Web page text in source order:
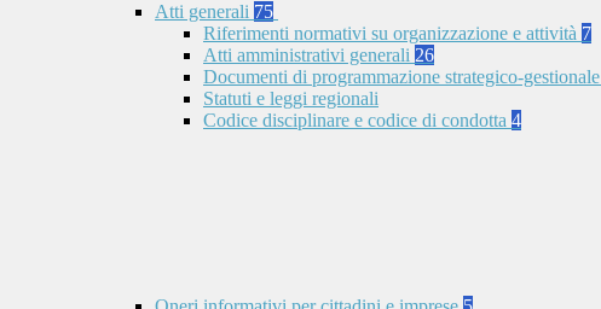
Atti generali 75
Riferimenti normativi su organizzazione e attività 7
Atti amministrativi generali 26
Documenti di programmazione strategico-gestionale
Statuti e leggi regionali
Codice disciplinare e codice di condotta 4